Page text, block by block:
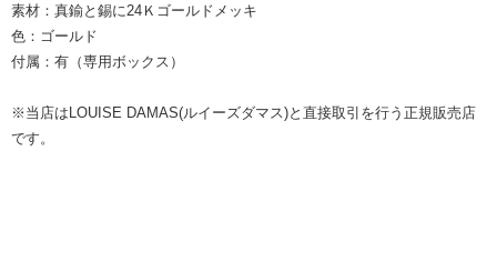
素材：真鍮と錫に24Ｋゴールドメッキ
色：ゴールド
付属：有（専用ボックス）
※当店はLOUISE DAMAS(ルイーズダマス)と直接取引を行う正規販売店
です。